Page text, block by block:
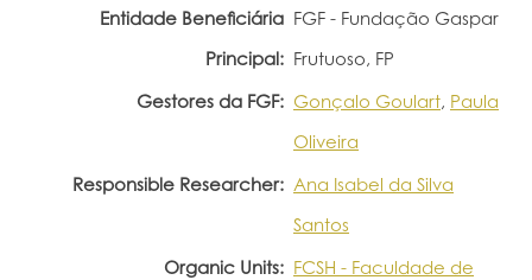
Entidade Beneficiária
Principal:
FGF - Fundação Gaspar
Frutuoso, FP
Gestores da FGF: Gonçalo Goulart, Paula
Oliveira
Responsible Researcher: Ana Isabel da Silva
Santos
Organic Units: FCSH - Faculdade de